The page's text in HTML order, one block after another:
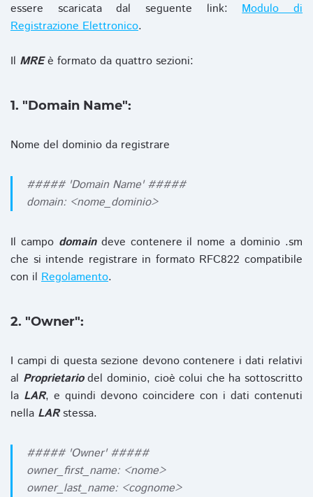
essere scaricata dal seguente link:Modulo di
Registrazione Elettronico.
Il MREè formato da quattro sezioni:
1. "Domain Name":
Nome del dominio da registrare
##### 'Domain Name' #####
domain: <nome_dominio>
Il campo domaindeve contenere il nome a dominio .sm
che si intende registrare in formato RFC822 compatibile
con il Regolamento.
2. "Owner":
I campi di questa sezione devono contenere i dati relativi
al Proprietariodel dominio, cioè colui che ha sottoscritto
la LAR, e quindi devono coincidere con i dati contenuti
nella LARstessa.
##### 'Owner' #####
owner_first_name: <nome>
owner_last_name: <cognome>